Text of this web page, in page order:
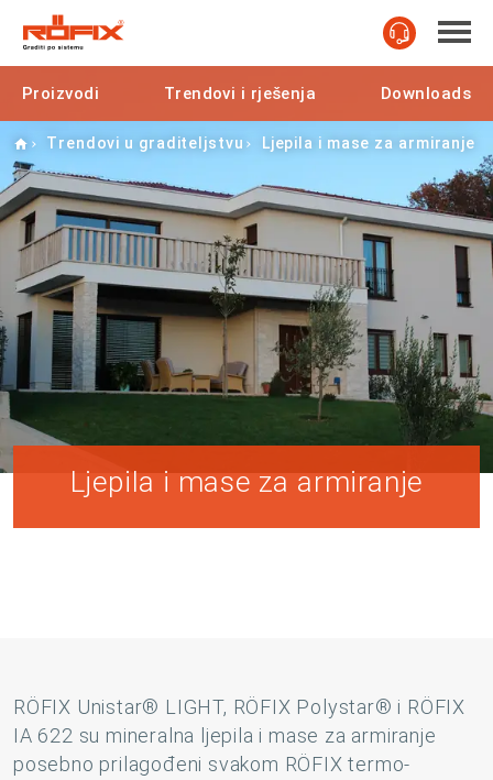
Proizvodi Trendovi i rješenja Downloads
Home
Trendovi u graditeljstvu Ljepila i mase za armiranje
Ljepila i mase za armiranje
RÖFIX Unistar® LIGHT, RÖFIX Polystar® i RÖFIX
IA 622 su mineralna ljepila i mase za armiranje
posebno prilagođeni svakom RÖFIX termo-